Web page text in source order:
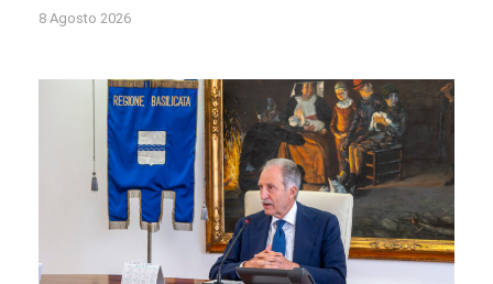
8 Agosto 2026